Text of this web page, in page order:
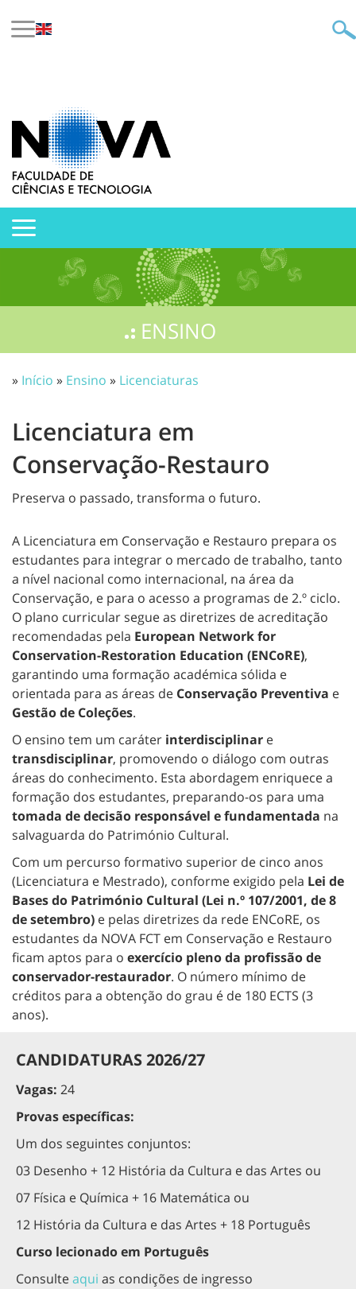
ENSINO
» Início » Ensino » Licenciaturas
Licenciatura em
Conservação-Restauro
Preserva o passado, transforma o futuro.
A Licenciatura em Conservação e Restauro prepara os
estudantes para integrar o mercado de trabalho, tanto
a nível nacional como internacional, na área da
Conservação, e para o acesso a programas de 2.º ciclo.
O plano curricular segue as diretrizes de acreditação
recomendadas pela European Network for
Conservation-Restoration Education (ENCoRE),
garantindo uma formação académica sólida e
orientada para as áreas de Conservação Preventiva e
Gestão de Coleções.
O ensino tem um caráter interdisciplinar e
transdisciplinar, promovendo o diálogo com outras
áreas do conhecimento. Esta abordagem enriquece a
formação dos estudantes, preparando-os para uma
tomada de decisão responsável e fundamentada na
salvaguarda do Património Cultural.
Com um percurso formativo superior de cinco anos
(Licenciatura e Mestrado), conforme exigido pela Lei de
Bases do Património Cultural (Lei n.º 107/2001, de 8
de setembro) e pelas diretrizes da rede ENCoRE, os
estudantes da NOVA FCT em Conservação e Restauro
ficam aptos para o exercício pleno da profissão de
conservador-restaurador. O número mínimo de
créditos para a obtenção do grau é de 180 ECTS (3
anos).
CANDIDATURAS 2026/27
Vagas: 24
Provas específicas:
Um dos seguintes conjuntos:
03 Desenho + 12 História da Cultura e das Artes ou
07 Física e Química + 16 Matemática ou
12 História da Cultura e das Artes + 18 Português
Curso lecionado em Português
Consulteaqui as condições de ingresso